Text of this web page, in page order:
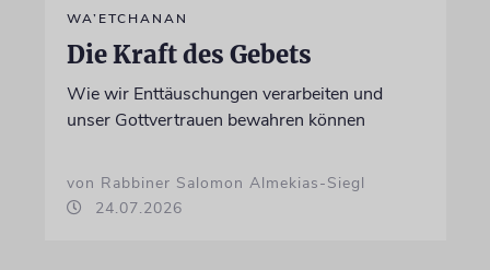
WA’ETCHANAN
Die Kraft des Gebets
Wie wir Enttäuschungen verarbeiten und
unser Gottvertrauen bewahren können
von Rabbiner Salomon Almekias-Siegl
24.07.2026